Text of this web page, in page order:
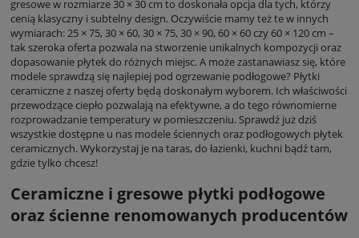
gresowe w rozmiarze 30 × 30 cm to doskonała opcja dla tych, którzy
cenią klasyczny i subtelny design. Oczywiście mamy też te w innych
wymiarach: 25 × 75, 30 × 60, 30 × 75, 30 × 90, 60 × 60 czy 60 × 120 cm –
tak szeroka oferta pozwala na stworzenie unikalnych kompozycji oraz
dopasowanie płytek do różnych miejsc. A może zastanawiasz się, które
modele sprawdzą się najlepiej pod ogrzewanie podłogowe? Płytki
ceramiczne z naszej oferty będą doskonałym wyborem. Ich właściwości
przewodzące ciepło pozwalają na efektywne, a do tego równomierne
rozprowadzanie temperatury w pomieszczeniu. Sprawdź już dziś
wszystkie dostępne u nas modele ściennych oraz podłogowych płytek
ceramicznych. Wykorzystaj je na taras, do łazienki, kuchni bądź tam,
gdzie tylko chcesz!
Ceramiczne i gresowe płytki podłogowe
oraz ścienne renomowanych producentów